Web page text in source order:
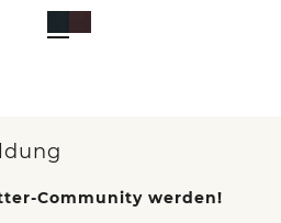
Community werden!